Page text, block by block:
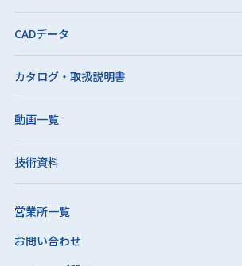
CADデータ
カタログ・取扱説明書
動画一覧
技術資料
営業所一覧
お問い合わせ